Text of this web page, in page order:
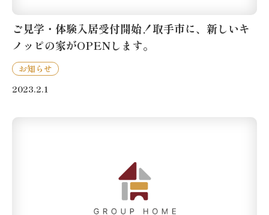
ご見学・体験入居受付開始！取手市に、新しいキ
ノッピの家がOPENします。
お知らせ
2023.2.1